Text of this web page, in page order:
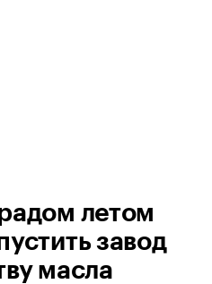
летом
завод
масла